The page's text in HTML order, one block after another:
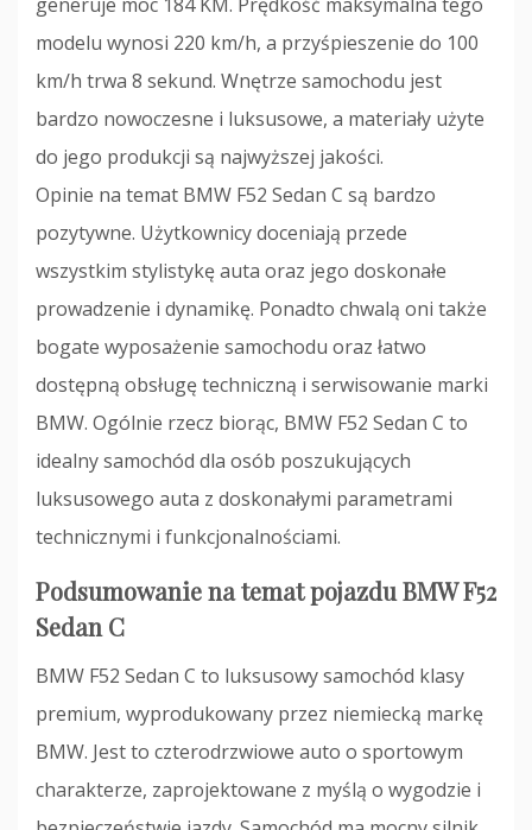
generuje moc 184 KM. Prędkość maksymalna tego
modelu wynosi 220 km/h, a przyśpieszenie do 100
km/h trwa 8 sekund. Wnętrze samochodu jest
bardzo nowoczesne i luksusowe, a materiały użyte
do jego produkcji są najwyższej jakości.
Opinie na temat BMW F52 Sedan C są bardzo
pozytywne. Użytkownicy doceniają przede
wszystkim stylistykę auta oraz jego doskonałe
prowadzenie i dynamikę. Ponadto chwalą oni także
bogate wyposażenie samochodu oraz łatwo
dostępną obsługę techniczną i serwisowanie marki
BMW. Ogólnie rzecz biorąc, BMW F52 Sedan C to
idealny samochód dla osób poszukujących
luksusowego auta z doskonałymi parametrami
technicznymi i funkcjonalnościami.
Podsumowanie na temat pojazdu BMW F52
Sedan C
BMW F52 Sedan C to luksusowy samochód klasy
premium, wyprodukowany przez niemiecką markę
BMW. Jest to czterodrzwiowe auto o sportowym
charakterze, zaprojektowane z myślą o wygodzie i